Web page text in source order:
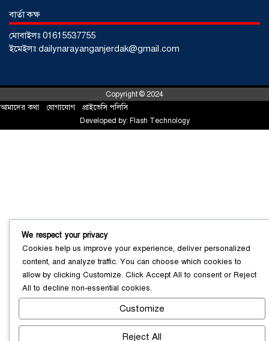
সোনারগাঁয়ে পরিত্যক্ত উন্নয়ন প্রকল্প:
ঠিকাদারের গাফিলতি নাকি তদারকির অভাব
নারায়ণগঞ্জে জাতীয় যুব শক্তির নতুন কমিটি,
বার্তা কক্ষ
মোবাইলঃ 01615537755
ইমেইলঃ dailynarayanganjerdak@gmail.com
Copyright © 2024
আমাদের কথা যোগাযোগ প্রাইভেসি পলিসি
Developed by: Flash Technology
We respect your privacy
Cookies help us improve your experience, deliver personalized
content, and analyze traffic. You can choose which cookies to
allow by clicking Customize. Click Accept All to consent orReject
All to decline non-essential cookies.
Customize
Reject All